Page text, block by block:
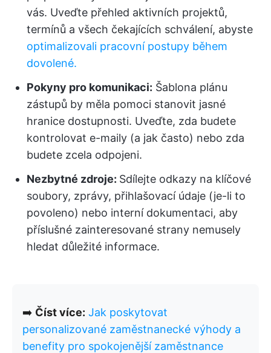
vás. Uveďte přehled aktivních projektů,
termínů a všech čekajících schválení, abyste
optimalizovali pracovní postupy během
dovolené.
Pokyny pro komunikaci: Šablona plánu
zástupů by měla pomoci stanovit jasné
hranice dostupnosti. Uveďte, zda budete
kontrolovat e-maily (a jak často) nebo zda
budete zcela odpojeni.
Nezbytné zdroje: Sdílejte odkazy na klíčové
soubory, zprávy, přihlašovací údaje (je-li to
povoleno) nebo interní dokumentaci, aby
příslušné zainteresované strany nemusely
hledat důležité informace.
➡️ Číst více: Jak poskytovat
personalizované zaměstnanecké výhody a
benefity pro spokojenější zaměstnance